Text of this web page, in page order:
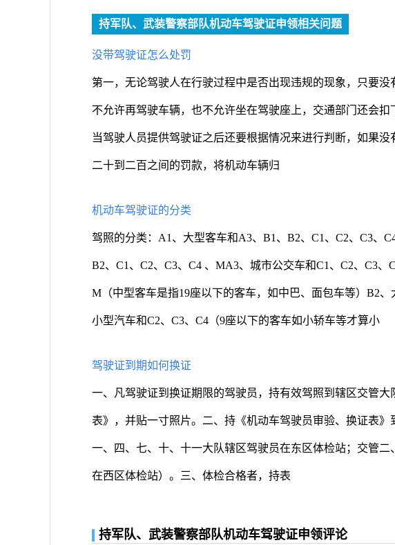
持军队、武装警察部队机动车驾驶证申领相关问题
没带驾驶证怎么处罚
第一，无论驾驶人在行驶过程中是否出现违规的现象，只要
不允许再驾驶车辆，也不允许坐在驾驶座上，交通部门还会扣
当驾驶人员提供驾驶证之后还要根据情况来进行判断，如果
二十到二百之间的罚款，将机动车辆归
机动车驾驶证的分类
驾照的分类：A1、大型客车和A3、B1、B2、C1、C2、C3、
B2、C1、C2、C3、C4 、MA3、城市公交车和C1、C2、C3、
M（中型客车是指19座以下的客车，如中巴、面包车等）B2、
小型汽车和C2、C3、C4（9座以下的客车如小轿车等才算小
驾驶证到期如何换证
一、凡驾驶证到换证期限的驾驶员，持有效驾照到辖区交管
表》，并贴一寸照片。二、持《机动车驾驶员审验、换证表
一、四、七、十、十一大队辖区驾驶员在东区体检站；交管
在西区体检站）。三、体检合格者，持表
持军队、武装警察部队机动车驾驶证申领评论